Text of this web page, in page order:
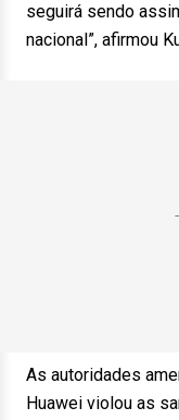
seguirá sendo
nacional”, afirmou
As autoridades
Huawei violou as